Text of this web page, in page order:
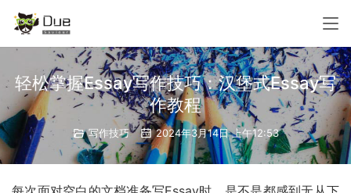
轻松掌握Essay写作技巧：汉堡式Essay写
作教程
写作技巧 2024年3月14日 上午12:53